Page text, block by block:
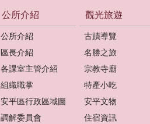
公所介紹
公所介紹
區長介紹
各課室主管介紹
組織職掌
安平區行政區域圖
調解委員會
觀光旅遊
古蹟導覽
名勝之旅
宗教寺廟
特產小吃
安平文物
住宿資訊